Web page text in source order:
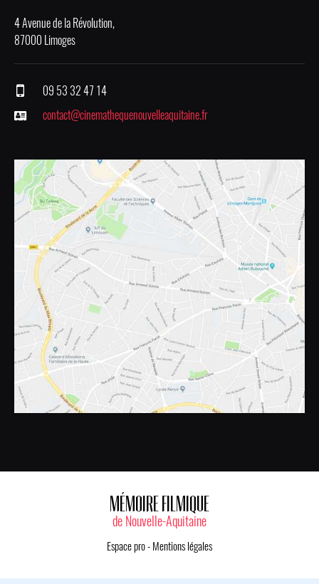
4 Avenue de la Révolution,
87000 Limoges
09 53 32 47 14
contact@cinemathequenouvelleaquitaine.fr
MÉMOIRE FILMIQUE
de Nouvelle-Aquitaine
Espace pro- Mentions légales